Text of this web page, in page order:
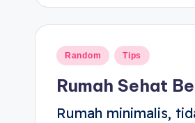
Random Tips
Rumah Sehat
Rumah minimalis,